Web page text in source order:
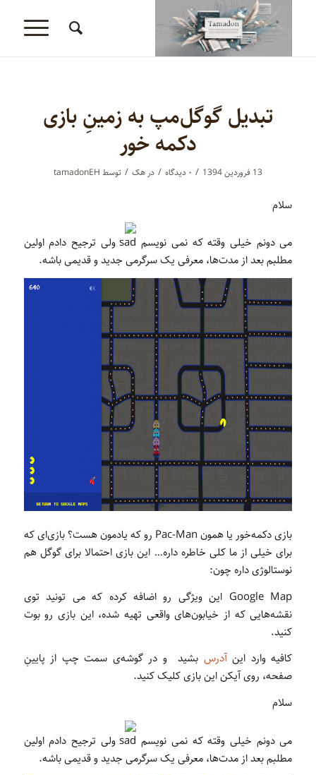
تبدیل گوگل‌مپ به زمینِ بازی
دکمه خور
13 فروردین 1394 / ۰ دیدگاه‌ / در هک / توسط tamadonEH
سلام
می دونم خیلی وقته که نمی نویسم
ولی ترجیح دادم اولین
مطلبم بعد از مدت‌ها، معرفی یک سرگرمی جدید و قدیمی باشه.
بازی دکمه‌خور یا همون Pac-Man رو که یادمون هست؟ بازی‌ای که
برای خیلی از ما کلی خاطره داره… این بازی احتمالا برای گوگل‌ هم
نوستالوژی داره چون:
Google Map این ویژگی رو اضافه کرده که می تونید توی
نقشه‌هایی که از خیابون‌های واقعی تهیه شده، این بازی رو بوت
کنید.
کافیه وارد اینآدرس بشید و در گوشه‌ی سمت چپ از پایینِ
صفحه، روی آیکن این بازی کلیک کنید.
سلام
می دونم خیلی وقته که نمی نویسم
ولی ترجیح دادم اولین
مطلبم بعد از مدت‌ها، معرفی یک سرگرمی جدید و قدیمی باشه.